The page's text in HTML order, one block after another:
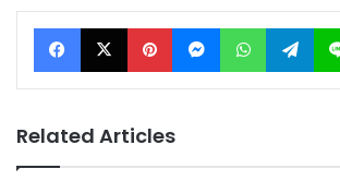
Facebook X Pinterest Messenger WhatsApp Telegram
Related Articles